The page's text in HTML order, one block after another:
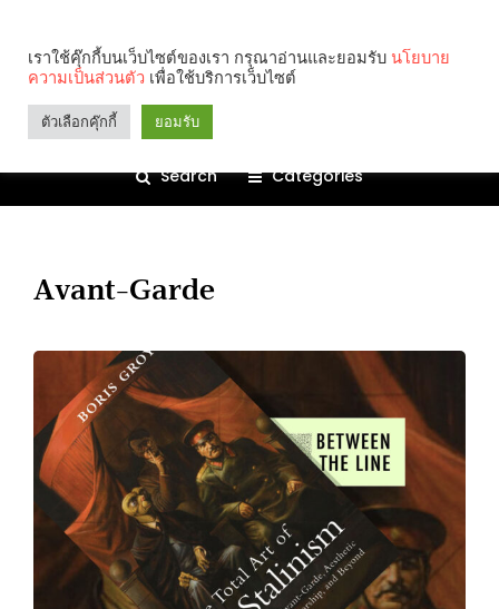
Search Categories
Avant-Garde
เราใช้คุ๊กกี้บนเว็บไซต์ของเรา กรุณาอ่านและยอมรับ นโยบาย
ความเป็นส่วนตัว เพื่อใช้บริการเว็บไซต์
ตัวเลือกคุ๊กกี้ ยอมรับ